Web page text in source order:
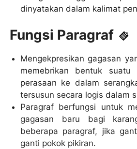
dinyatakan dalam kalimat
Fungsi Paragraf
Mengekpresikan gagasan
memebrikan bentuk
perasaan ke dalam
tersusun secara logis dalam
Paragraf berfungsi untuk
gagasan baru bagi
beberapa paragraf, jika
ganti pokok pikiran.